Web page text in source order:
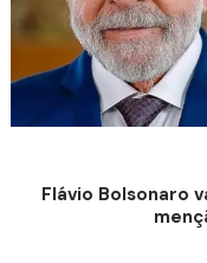
Flávio Bolsonaro